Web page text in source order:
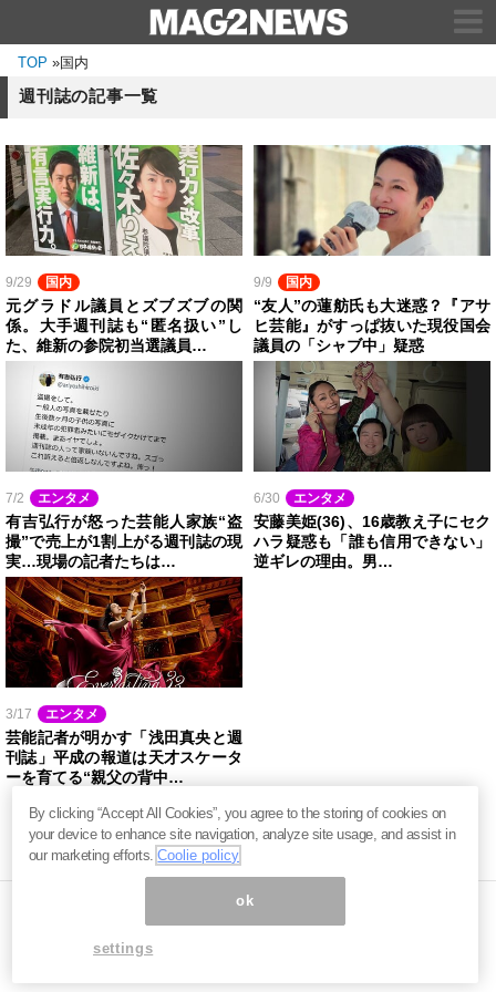
TOP »国内
週刊誌の記事一覧
9/29 国内
元グラドル議員とズブズブの関
係。大手週刊誌も“匿名扱い”し
た、維新の参院初当選議員…
9/9 国内
“友人”の蓮舫氏も大迷惑？『アサ
ヒ芸能』がすっぱ抜いた現役国会
議員の「シャブ中」疑惑
7/2 エンタメ
有吉弘行が怒った芸能人家族“盗
撮”で売上が1割上がる週刊誌の現
実…現場の記者たちは…
6/30 エンタメ
安藤美姫(36)、16歳教え子にセク
ハラ疑惑も「誰も信用できない」
逆ギレの理由。男…
3/17 エンタメ
芸能記者が明かす「浅田真央と週
刊誌」平成の報道は天才スケータ
ーを育てる“親父の背中…
ページ内の商標は全て商標権者に属します。無断転載を禁じます。 ©
By clicking “Accept All Cookies”, you agree to the storing of cookies on
your device to enhance site navigation, analyze site usage, and assist in
our marketing efforts.Coolie policy
ok
settings